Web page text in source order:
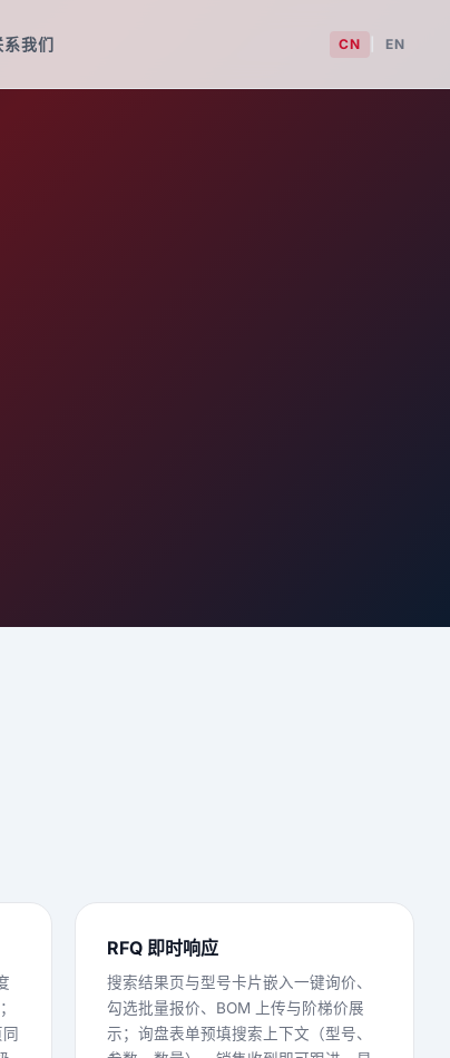
系我们 CN EN
RFQ 即时响应
搜索结果页与型号卡片嵌入一键询价、
勾选批量报价、BOM 上传与阶梯价展
示；询盘表单预填搜索上下文（型号、